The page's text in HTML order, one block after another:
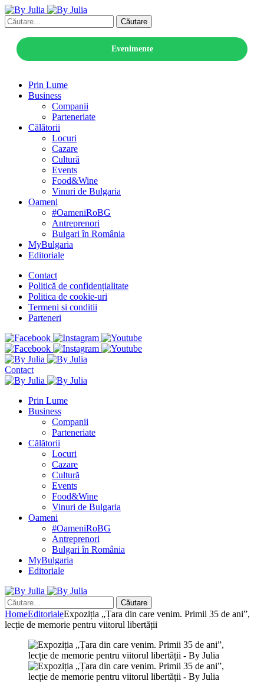
Căutare
Evenimente
Prin Lume
Business
Companii
Parteneriate
Călătorii
Locuri
Cazare
Cultură
Events
Food&Wine
Vinuri de Bulgaria
Oameni
#OameniRoBG
Antreprenori
Bulgari în România
MyBulgaria
Editoriale
Contact
Politică de confidențialitate
Politica de cookie-uri
Termeni si conditii
Parteneri
Contact
Prin Lume
Business
Companii
Parteneriate
Călătorii
Locuri
Cazare
Cultură
Events
Food&Wine
Vinuri de Bulgaria
Oameni
#OameniRoBG
Antreprenori
Bulgari în România
MyBulgaria
Editoriale
Căutare
HomeEditorialeExpoziția „Țara din care venim. Primii 35 de ani”,
lecție de memorie pentru viitorul libertății